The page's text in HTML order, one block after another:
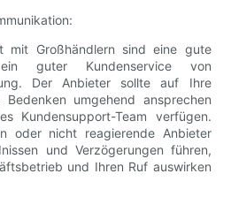
mit Großhändlern sind eine gute
guter Kundenservice von
Der Anbieter sollte auf Ihre
umgehend ansprechen
Kundensupport-Team verfügen.
oder nicht reagierende Anbieter
und Verzögerungen führen,
und Ihren Ruf auswirken